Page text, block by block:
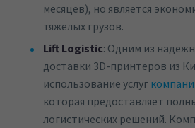
месяцев), но является
тяжелых грузов.
Lift Logistic: Одним из
доставки 3D-принтеров из
использование услуг
которая предоставляет
логистических решений.